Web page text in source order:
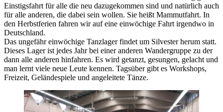
Einstigsfahrt für alle die neu dazugekommen sind und natürlich auch
für alle anderen, die dabei sein wollen. Sie heißt Mammutfahrt. In
den Herbstferien fahren wir auf eine einwöchige Fahrt irgendwo in
Deutschland.
Das ungefähr einwöchige Tanzlager findet um Silvester herum statt.
Dieses Lager ist jedes Jahr bei einer anderen Wandergruppe zu der
dann alle anderen hinfahren. Es wird getanzt, gesungen, gelacht und
man lernt viele neue Leute kennen. Tagsüber gibt es Workshops,
Freizeit, Geländespiele und angeleitete Tänze.